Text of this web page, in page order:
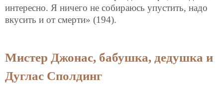
интересно. Я ничего не собираюсь упустить, надо
вкусить и от смерти» (194).
Мистер Джонас, бабушка, дедушка и
Дуглас Сполдинг